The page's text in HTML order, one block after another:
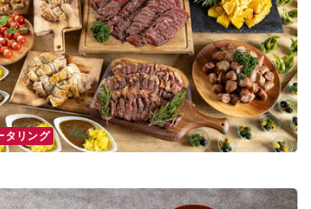
タリング